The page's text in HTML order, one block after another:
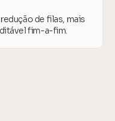
de filas, mais
fim-a-fim.